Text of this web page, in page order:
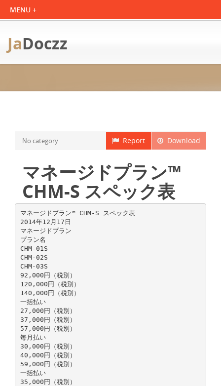
JaDoczz
Download
Report
No category
マネージドプラン™
CHM-S スペック表
マネージドプラン™ CHM-S スペック表
2014年12月17日
マネージドプラン
プラン名
CHM-01S
CHM-02S
CHM-03S
92,000円（税別）
120,000円（税別）
140,000円（税別）
一括払い
27,000円（税別）
37,000円（税別）
57,000円（税別）
毎月払い
30,000円（税別）
40,000円（税別）
59,000円（税別）
一括払い
35,000円（税別）